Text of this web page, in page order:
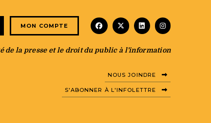
MON COMPTE facebook x-twitterlinkedininstagram
de la presse et le droit du public à l’information
NOUS JOINDRE
S'ABONNER À L'INFOLETTRE